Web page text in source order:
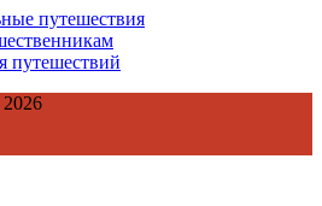
путешествия
путешествий